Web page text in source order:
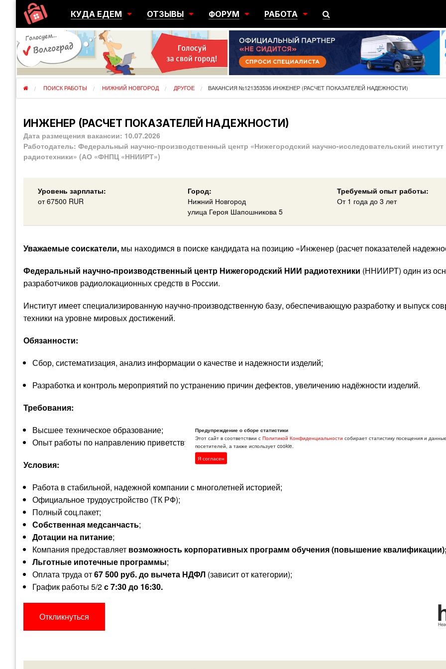
КУДА ЕДЕМ
ГОРОДА
РЕГИОНЫ
ОТЗЫВЫ
ПЕРЕЕЗДЫ
ЭМИГРАЦИЯ
ФОРУМ
ЮЖНЫЙ
РАБОТА
ПОИСК РАБОТЫ
РАЗМЕСТИТЬ ВАКАНСИЮ
ПОИСК РАБОТЫ НИЖНИЙ НОВГОРОД ДРУГОЕ ВАКАНСИЯ №121353536 ИНЖЕНЕР (РАСЧЕТ ПОКАЗАТЕЛЕЙ НАДЕЖНОСТИ)
ИНЖЕНЕР (РАСЧЕТ ПОКАЗАТЕЛЕЙ НАДЕЖНОСТИ)
Дата размещения вакансии: 10.07.2026
Работодатель: Федеральный научно-производственный центр «Нижегородский научно-исследовательский институт
радиотехники» (АО «ФНПЦ «ННИИРТ»)
Уровень зарплаты:
от67500 RUR
Город:
Нижний Новгород
улица Героя Шапошникова 5
Требуемый опыт работы:
От 1 года до 3 лет
Уважаемые соискатели, мы находимся в поиске кандидата на позицию «Инженер (расчет показателей
Федеральный научно-производственный центр Нижегородский НИИ радиотехники (ННИИРТ) один из
разработчиков радиолокационных средств в России.
Институт имеет специализированную научно-производственную базу, обеспечивающую разработку и выпуск
техники на уровне мировых достижений.
Обязанности:
Сбор, систематизация, анализ информации о качестве и надежности изделий;
Разработка и контроль мероприятий по устранению причин дефектов, увеличению надёжности изделий.
Требования:
Высшее техническое образование;
Опыт работы по направлению приветствуется.
Условия:
Работа в стабильной, надежной компании с многолетней историей;
Официальное трудоустройство (ТК РФ);
Полный соц.пакет;
Собственная медсанчасть;
Дотации на питание;
Компания предоставляет возможность корпоративных программ обучения (повышение
Льготные ипотечные программы;
Оплата трудаот67 500 руб. до вычета НДФЛ (зависит от категории);
График работы 5/2с 7:30 до 16:30.
Откликнуться
Предупреждение о сборе статистики
Этот сайт в соответствии с Политикой Конфиденциальности собирает статистику посещения и
посетителей, а также использует cookie.
Я согласен